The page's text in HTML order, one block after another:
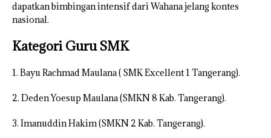
dapatkan bimbingan intensif dari Wahana jelang kontes
nasional.
Kategori Guru SMK
1. Bayu Rachmad Maulana ( SMK Excellent 1 Tangerang).
2. Deden Yoesup Maulana (SMKN 8 Kab. Tangerang).
3. Imanuddin Hakim (SMKN 2 Kab. Tangerang).